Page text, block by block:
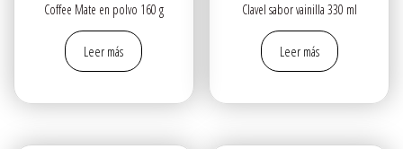
Coffee Mate en polvo 160 g
Leer más
Clavel sabor vainilla 330 ml
Leer más